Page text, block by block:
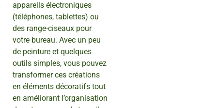
appareils électroniques
(téléphones, tablettes) ou
des range-ciseaux pour
votre bureau. Avec un peu
de peinture et quelques
outils simples, vous pouvez
transformer ces créations
en éléments décoratifs tout
en améliorant l’organisation